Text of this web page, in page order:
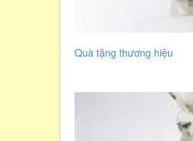
Quà tặng thương hiệu